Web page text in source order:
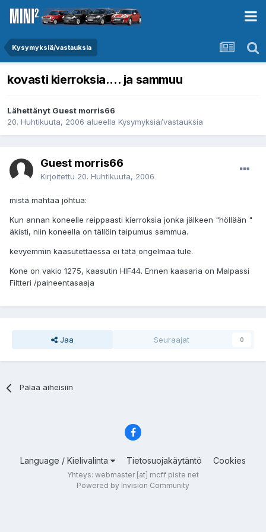
Kysymyksiä/vastauksia
kovasti kierroksia.... ja sammuu
Lähettänyt Guest morris66
20. Huhtikuuta, 2006 alueella Kysymyksiä/vastauksia
Guest morris66
Kirjoitettu 20. Huhtikuuta, 2006
mistä mahtaa johtua:
Kun annan koneelle reippaasti kierroksia jonka jälkeen "höllään "
äkisti, niin koneella on tällöin taipumus sammua.
kevyemmin kaasutettaessa ei tätä ongelmaa tule.
Kone on vakio 1275, kaasutin HIF44. Ennen kaasaria on Malpassi
Filtteri /paineentasaaja
Jaa Seuraajat 0
Palaa aiheisiin
Language / Kielivalinta Tietosuojakäytäntö Cookies
Yhteys: webmaster [at] mcff piste net
Powered by Invision Community